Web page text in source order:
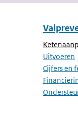
Uitvoeren
Cijfers en